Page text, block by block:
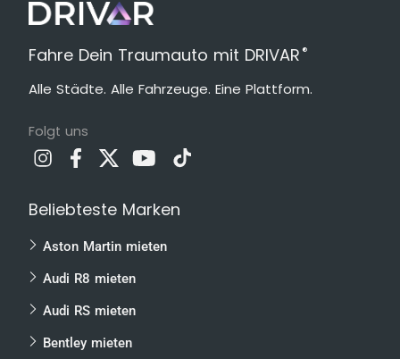
Fahre Dein Traumauto mit DRIVAR ®
Alle Städte. Alle Fahrzeuge. Eine Plattform.
Folgt uns
Beliebteste Marken
Aston Martin mieten
Audi R8 mieten
Audi RS mieten
Bentley mieten